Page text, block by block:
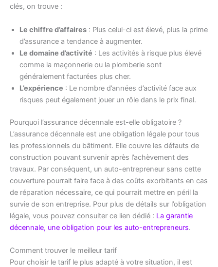
clés, on trouve :
Le chiffre d’affaires : Plus celui-ci est élevé, plus la prime
d’assurance a tendance à augmenter.
Le domaine d’activité : Les activités à risque plus élevé
comme la maçonnerie ou la plomberie sont
généralement facturées plus cher.
L’expérience : Le nombre d’années d’activité face aux
risques peut également jouer un rôle dans le prix final.
Pourquoi l’assurance décennale est-elle obligatoire ?
L’assurance décennale est une obligation légale pour tous
les professionnels du bâtiment. Elle couvre les défauts de
construction pouvant survenir après l’achèvement des
travaux. Par conséquent, un auto-entrepreneur sans cette
couverture pourrait faire face à des coûts exorbitants en cas
de réparation nécessaire, ce qui pourrait mettre en péril la
survie de son entreprise. Pour plus de détails sur l’obligation
légale, vous pouvez consulter ce lien dédié : La garantie
décennale, une obligation pour les auto-entrepreneurs.
Comment trouver le meilleur tarif
Pour choisir le tarif le plus adapté à votre situation, il est